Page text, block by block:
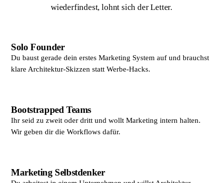
wiederfindest, lohnt sich der Letter.
Solo Founder
Du baust gerade dein erstes Marketing System auf und brauchst
klare Architektur-Skizzen statt Werbe-Hacks.
Bootstrapped Teams
Ihr seid zu zweit oder dritt und wollt Marketing intern halten.
Wir geben dir die Workflows dafür.
Marketing Selbstdenker